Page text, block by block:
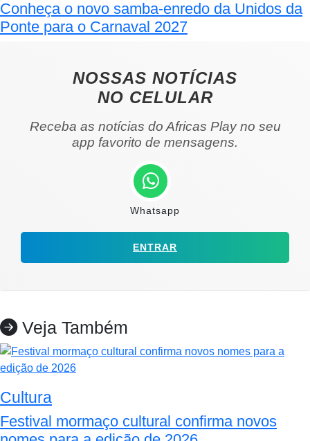
Conheça o novo samba-enredo da Unidos da
Ponte para o Carnaval 2027
NOSSAS NOTÍCIAS
NO CELULAR
Receba as notícias do Africas Play no seu
app favorito de mensagens.
Whatsapp
ENTRAR
Veja Também
Cultura
Festival mormaço cultural confirma novos